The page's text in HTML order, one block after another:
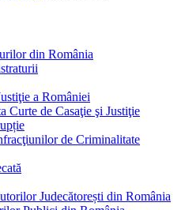
din România
a României
Curte de Casaţie şi Justiţie
de Criminalitate
Judecătorești din România